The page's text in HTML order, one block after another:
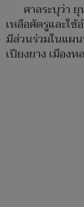
ศาลระบุว่า
เหลือศัตรูและใ
มีส่วนร่วมในแผ
เปียงยาง เมือง